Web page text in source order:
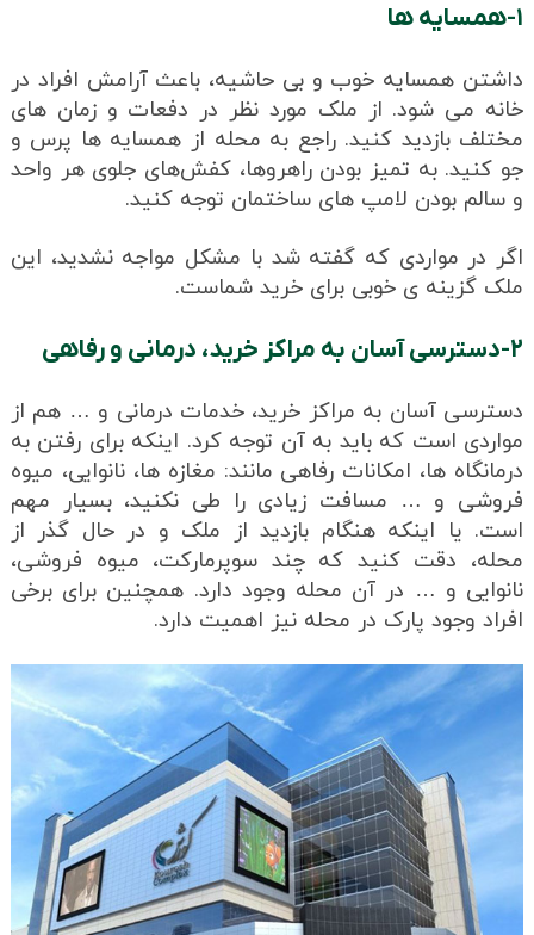
۱-همسایه ها
داشتن همسایه خوب و بی حاشیه، باعث آرامش افراد در
خانه می شود. از ملک مورد نظر در دفعات و زمان های
مختلف بازدید کنید. راجع به محله از همسایه ها پرس و
جو کنید. به تمیز بودن راهروها، کفش‌های جلوی هر واحد
و سالم بودن لامپ‌ های ساختمان توجه کنید.
اگر در مواردی که گفته شد با مشکل مواجه نشدید، این
ملک گزینه ی خوبی برای خرید شماست.
۲-دسترسی آسان به مراکز خرید، درمانی و رفاهی
دسترسی آسان به مراکز خرید، خدمات درمانی و … هم از
مواردی است که باید به آن توجه کرد. اینکه برای رفتن به
درمانگاه ها، امکانات رفاهی مانند: مغازه ها، نانوایی، میوه
فروشی و … مسافت زیادی را طی نکنید، بسیار مهم
است. یا اینکه هنگام بازدید از ملک و در حال گذر از
محله، دقت کنید که چند سوپرمارکت، میوه فروشی،
نانوایی و … در آن محله وجود دارد. همچنین برای برخی
افراد وجود پارک در محله نیز اهمیت دارد.